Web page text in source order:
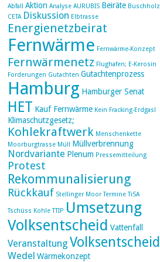
Abfall Aktion Analyse AURUBIS Beiräte Buschholz
CETA Diskussion Elbtrasse
Energienetzbeirat
Fernwärme Fernwärme-Konzept
Fernwärmenetz Flughafen; E-Kerosin
Forderungen Gutachten Gutachtenprozess
Hamburg Hamburger Senat
HET Kauf Fernwärme Kein Fracking-Erdgas!
Klimaschutzgesetz;
Kohlekraftwerk Menschenkette
Moorburgtrasse Müll Müllverbrennung
Nordvariante Plenum Pressemitteilung
Protest
Rekommunalisierung
Rückkauf Stellinger Moor Termine TiSA
Tschüss Kohle TTIP Umsetzung
Volksentscheid Vattenfall
Veranstaltung Volksentscheid
Wedel Wärmekonzept